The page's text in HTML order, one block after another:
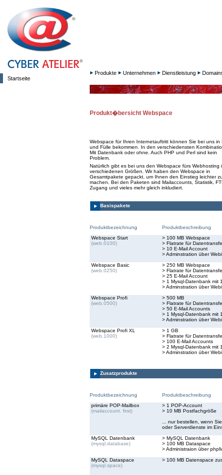
Startseite
Produkte Unternehmen Dienstleistung
Produkt�bersicht Webspace
Webspace für Ihren Internetauftritt können Sie bei uns in
und Fülle bekommen. In den verschiedensten
Mit Datenbank oder ohne. Auch PHP und Perl sind kein
Problem.
Natürlich gibt es bei uns den Webspace fürs Webhosting
verschiedenen Größen. Wir haben den Webspace in
Gesamtpakete gepackt, um Ihnen den Einstieg leichter
machen. Bei den Paketen sind Mailaccounts, Statistik,
Zugang und vieles mehr gleich inkludiert.
Basispakete
Produktbezeichnung
Produktbeschreibung
Webspace Start
(web.0100)
> 100 MB Webspace
> Flatrate für
> 10 E-Mail Account
> Adminstration über
Webspace Basic
(web.0250)
> 250 MB Webspace
> Flatrate für
> 25 E-Mail Account
> 1 Mysql-Datenbank mit
> Adminstration über
Webspace Profi
(web.0500)
> 500 MB
> Flatrate für
> 50 E-Mail Accounts
> 1 Mysql-Datenbank mit
> Adminstration über
Webspace Profi XL
(web.1000)
> 1 GB
> Flatrate für
> 100 E-Mail Accounts
> 2 Mysql-Datenbank mit
> Adminstration über
Zusatzprodukte
Produktbezeichnung
Produktbeschreibung
primäre POP-Mailbox
(mailaccount. first)
> 1 POP-Account
> 10 MB Postfachgröße
... nur bestellen, wenn
oder Serverdienste im
MySQL Datenbank
(mysql.database)
> MySQL Datenbank
> 100 MB Dataspace
> Administraion über
MySQL Dataspace
(mysql.space)
> 100 MB Datenspace